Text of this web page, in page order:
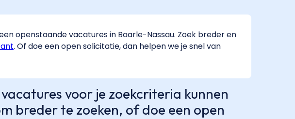
openstaande vacatures in Baarle-Nassau. Zoek breder en
. Of doe een open solicitatie, dan helpen we je snel van
voor je zoekcriteria kunnen
breder te zoeken, of doe een open